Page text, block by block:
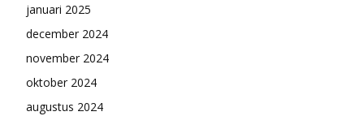
januari 2025
december 2024
november 2024
oktober 2024
augustus 2024